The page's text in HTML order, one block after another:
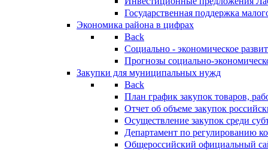
Государственная поддержка
Экономика района в цифрах
Back
Социально - экономическое
Прогнозы социально-
Закупки для муниципальных нужд
Back
План график закупок товаров,
Отчет об объеме закупок
Осуществление закупок среди
Департамент по регулированию
Общероссийский официальный